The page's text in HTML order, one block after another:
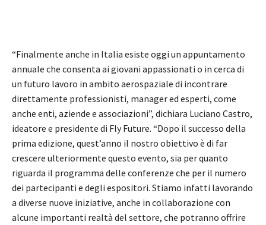
“Finalmente anche in Italia esiste oggi un appuntamento
annuale che consenta ai giovani appassionati o in cerca di
un futuro lavoro in ambito aerospaziale di incontrare
direttamente professionisti, manager ed esperti, come
anche enti, aziende e associazioni”, dichiara Luciano Castro,
ideatore e presidente di Fly Future. “Dopo il successo della
prima edizione, quest’anno il nostro obiettivo è di far
crescere ulteriormente questo evento, sia per quanto
riguarda il programma delle conferenze che per il numero
dei partecipanti e degli espositori. Stiamo infatti lavorando
a diverse nuove iniziative, anche in collaborazione con
alcune importanti realtà del settore, che potranno offrire